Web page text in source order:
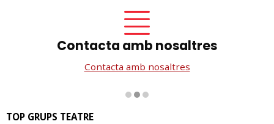
Contacta amb nosaltres
Contacta amb nosaltres
TOP GRUPS TEATRE